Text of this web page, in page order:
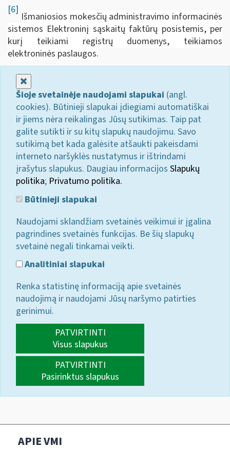
[6]
Išmaniosios mokesčių administravimo informacinės
sistemos Elektroninį sąskaitų faktūrų posistemis, per
kurį teikiami registrų duomenys, teikiamos
elektroninės paslaugos.
Šioje svetainėje naudojami slapukai (angl.
cookies). Būtinieji slapukai įdiegiami automatiškai
ir jiems nėra reikalingas Jūsų sutikimas. Taip pat
galite sutikti ir su kitų slapukų naudojimu. Savo
sutikimą bet kada galėsite atšaukti pakeisdami
interneto naršyklės nustatymus ir ištrindami
įrašytus slapukus. Daugiau informacijos Slapukų
politika; Privatumo politika.
Būtinieji slapukai
Naudojami sklandžiam svetainės veikimui ir įgalina
pagrindines svetainės funkcijas. Be šių slapukų
svetainė negali tinkamai veikti.
Analitiniai slapukai
Renka statistinę informaciją apie svetainės
naudojimą ir naudojami Jūsų naršymo patirties
gerinimui.
PATVIRTINTI
Visus slapukus
PATVIRTINTI
Pasirinktus slapukus
APIE VMI